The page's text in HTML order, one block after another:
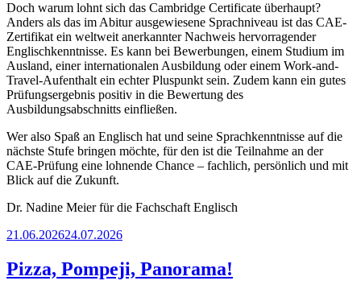
Doch warum lohnt sich das Cambridge Certificate überhaupt?
Anders als das im Abitur ausgewiesene Sprachniveau ist das CAE-
Zertifikat ein weltweit anerkannter Nachweis hervorragender
Englischkenntnisse. Es kann bei Bewerbungen, einem Studium im
Ausland, einer internationalen Ausbildung oder einem Work-and-
Travel-Aufenthalt ein echter Pluspunkt sein. Zudem kann ein gutes
Prüfungsergebnis positiv in die Bewertung des
Ausbildungsabschnitts einfließen.
Wer also Spaß an Englisch hat und seine Sprachkenntnisse auf die
nächste Stufe bringen möchte, für den ist die Teilnahme an der
CAE-Prüfung eine lohnende Chance – fachlich, persönlich und mit
Blick auf die Zukunft.
Dr. Nadine Meier für die Fachschaft Englisch
Veröffentlicht
21.06.202624.07.2026
Pizza, Pompeji, Panorama!